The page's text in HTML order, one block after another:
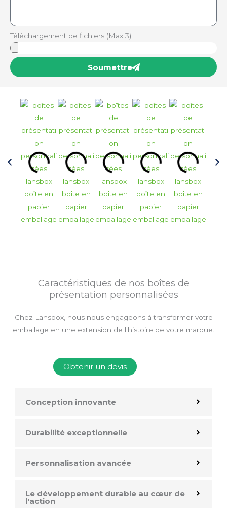
Téléchargement de fichiers (Max 3)
Soumettre
Caractéristiques de nos boîtes de
présentation personnalisées
Chez Lansbox, nous nous engageons à transformer votre
emballage en une extension de l'histoire de votre marque.
Obtenir un devis
Conception innovante
Durabilité exceptionnelle
Personnalisation avancée
Le développement durable au cœur de
l'action